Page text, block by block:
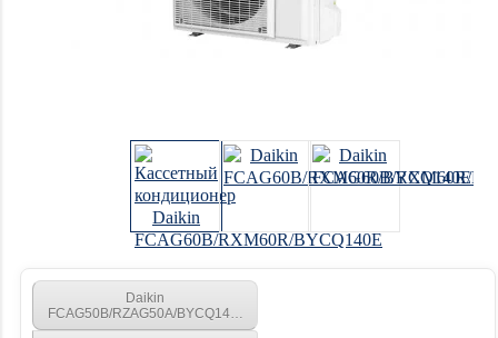
Daikin
FCAG50B/RZAG50A/BYCQ140E